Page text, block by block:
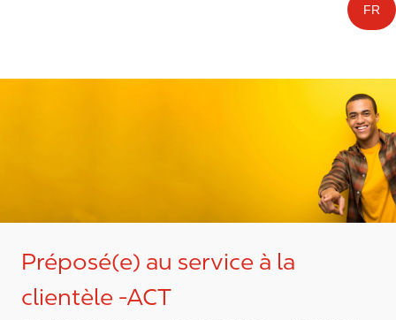
FR
Préposé(e) au service à la
clientèle -ACT